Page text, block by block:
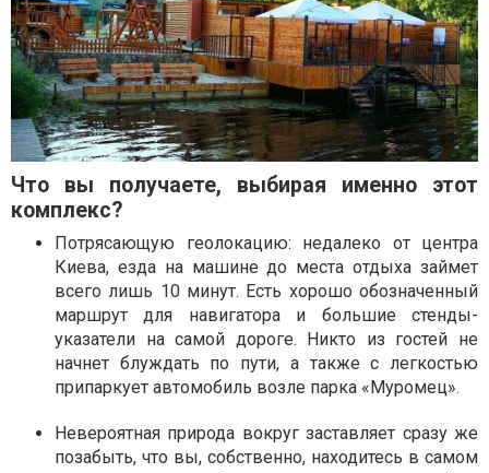
Что вы получаете, выбирая именно этот
комплекс?
Потрясающую геолокацию: недалеко от центра
Киева, езда на машине до места отдыха займет
всего лишь 10 минут. Есть хорошо обозначенный
маршрут для навигатора и большие стенды-
указатели на самой дороге. Никто из гостей не
начнет блуждать по пути, а также с легкостью
припаркует автомобиль возле парка «Муромец».
Невероятная природа вокруг заставляет сразу же
позабыть, что вы, собственно, находитесь в самом